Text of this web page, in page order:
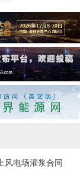
风电场灌浆合同